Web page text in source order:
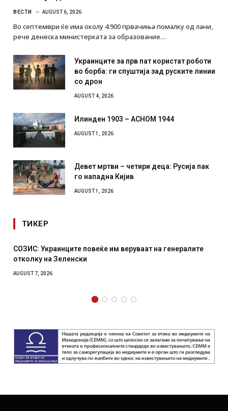
ВЕСТИ AUGUST 6, 2026
Во септември ќе има околу 4.900 првачиња помалку од лани,
рече денеска министерката за образование…
Украинците за прв пат користат роботи
во борба: ги спуштија зад руските линии
со дрон
AUGUST 4, 2026
Илинден 1903 – АСНОМ 1944
AUGUST 1, 2026
Девет мртви – четири деца: Русија пак
го нападна Кијив
AUGUST 1, 2026
ТИКЕР
повеќе им веруваат на генералите
Рачна бомба